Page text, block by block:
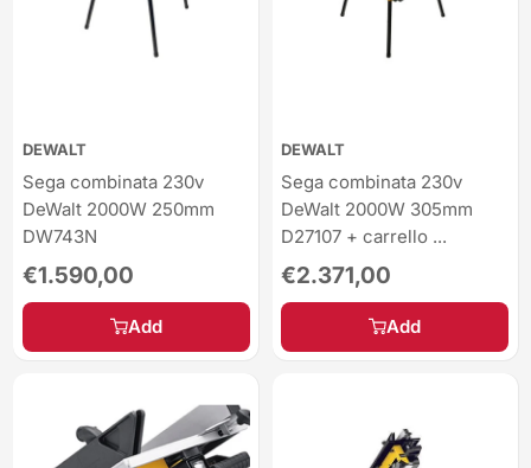
DEWALT
Sega combinata 230v
DeWalt 2000W 250mm
DW743N
Sale
price
€1.590,00
Add
DEWALT
Sega combinata 230v
DeWalt 2000W 305mm
D27107 + carrello ...
Sale
price
€2.371,00
Add